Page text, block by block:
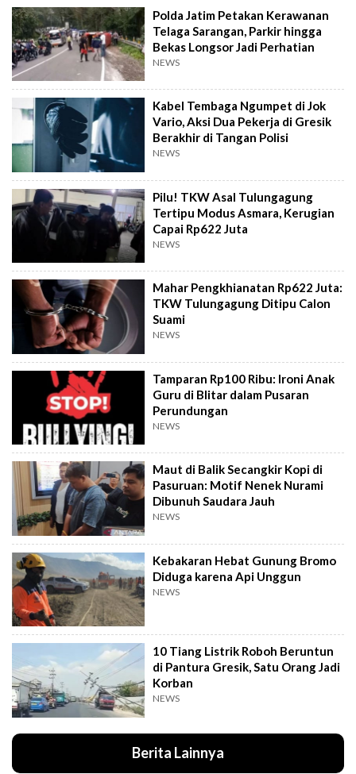
Polda Jatim Petakan Kerawanan
Telaga Sarangan, Parkir hingga
Bekas Longsor Jadi Perhatian
NEWS
Kabel Tembaga Ngumpet di Jok
Vario, Aksi Dua Pekerja di Gresik
Berakhir di Tangan Polisi
NEWS
Pilu! TKW Asal Tulungagung
Tertipu Modus Asmara, Kerugian
Capai Rp622 Juta
NEWS
Mahar Pengkhianatan Rp622 Juta:
TKW Tulungagung Ditipu Calon
Suami
NEWS
Tamparan Rp100 Ribu: Ironi Anak
Guru di Blitar dalam Pusaran
Perundungan
NEWS
Maut di Balik Secangkir Kopi di
Pasuruan: Motif Nenek Nurami
Dibunuh Saudara Jauh
NEWS
Kebakaran Hebat Gunung Bromo
Diduga karena Api Unggun
NEWS
10 Tiang Listrik Roboh Beruntun
di Pantura Gresik, Satu Orang Jadi
Korban
NEWS
Berita Lainnya